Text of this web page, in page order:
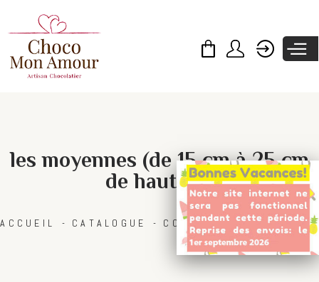
les moyennes (de 15 cm à 25 cm
de hauteur)
ACCUEIL CATALOGUE COLLECTIONS PÂQUES